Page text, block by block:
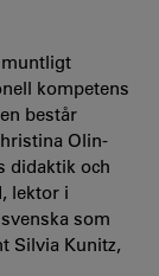
muntligt
kompetens
består
Olin-
didaktik och
lektor i
som
Silvia Kunitz,